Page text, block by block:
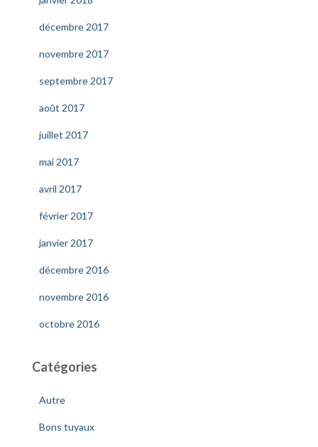
décembre 2017
novembre 2017
septembre 2017
août 2017
juillet 2017
mai 2017
avril 2017
février 2017
janvier 2017
décembre 2016
novembre 2016
octobre 2016
Catégories
Autre
Bons tuyaux